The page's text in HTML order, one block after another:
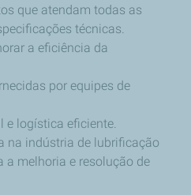
que atendam todas as
técnicas.
a eficiência da
por equipes de
e logística eficiente.
na indústria de lubrificação
a melhoria e resolução de